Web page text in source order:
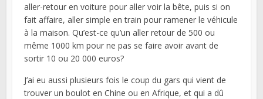
aller-retour en voiture pour aller voir la bête, puis si on
fait affaire, aller simple en train pour ramener le véhicule
à la maison. Qu’est-ce qu’un aller retour de 500 ou
même 1000 km pour ne pas se faire avoir avant de
sortir 10 ou 20 000 euros?
J’ai eu aussi plusieurs fois le coup du gars qui vient de
trouver un boulot en Chine ou en Afrique, et qui a dû